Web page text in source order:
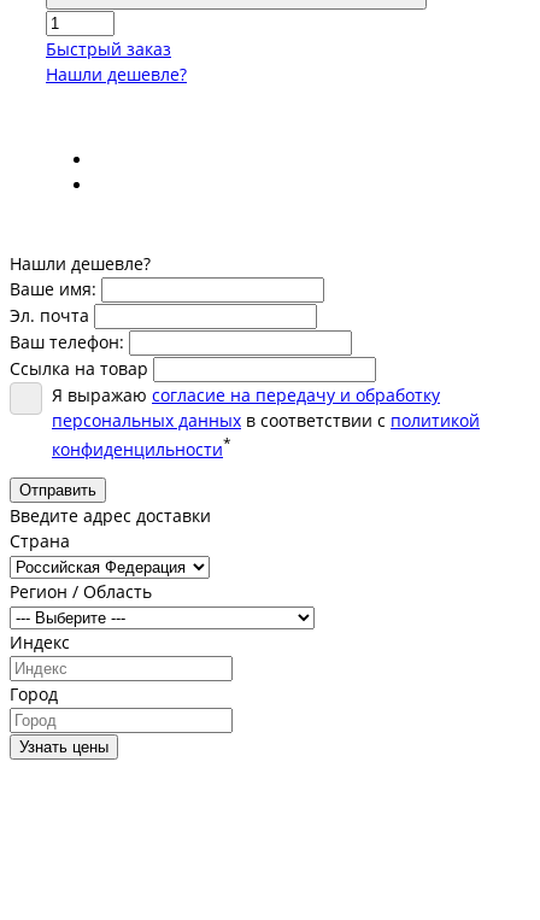
Быстрый заказ
Нашли дешевле?
Нашли дешевле?
Ваше имя:
Эл. почта
Ваш телефон:
Ссылка на товар
Я выражаю согласие на передачу и обработку
персональных данных в соответствии с политикой
конфиденцильности*
Отправить
Введите адрес доставки
Страна
Регион / Область
Индекс
Город
Узнать цены